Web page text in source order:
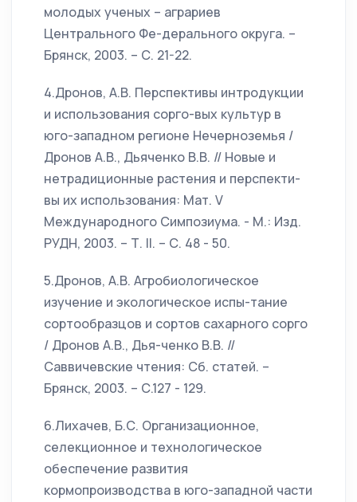
молодых ученых – аграриев
Центрального Фе-дерального округа. –
Брянск, 2003. – С. 21-22.
4.Дронов, А.В. Перспективы интродукции
и использования сорго-вых культур в
юго-западном регионе Нечерноземья /
Дронов А.В., Дьяченко В.В. // Новые и
нетрадиционные растения и перспекти-
вы их использования: Мат. V
Международного Симпозиума. - М.: Изд.
РУДН, 2003. – Т. II. – С. 48 - 50.
5.Дронов, А.В. Агробиологическое
изучение и экологическое испы-тание
сортообразцов и сортов сахарного сорго
/ Дронов А.В., Дья-ченко В.В. //
Саввичевские чтения: Сб. статей. –
Брянск, 2003. – С.127 - 129.
6.Лихачев, Б.С. Организационное,
селекционное и технологическое
обеспечение развития
кормопроизводства в юго-западной части